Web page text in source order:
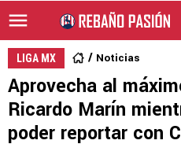
LIGA MX Noticias
Aprovecha al
Ricardo Marín
poder reportar con